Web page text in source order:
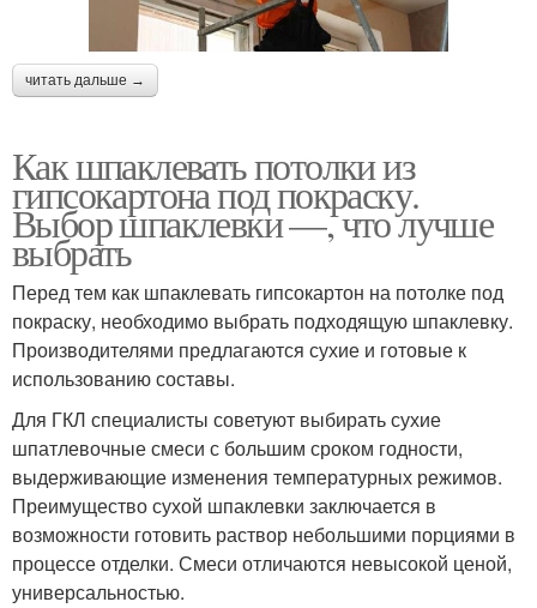
читать дальше →
Как шпаклевать потолки из
гипсокартона под покраску.
Выбор шпаклевки —, что лучше
выбрать
Перед тем как шпаклевать гипсокартон на потолке под
покраску, необходимо выбрать подходящую шпаклевку.
Производителями предлагаются сухие и готовые к
использованию составы.
Для ГКЛ специалисты советуют выбирать сухие
шпатлевочные смеси с большим сроком годности,
выдерживающие изменения температурных режимов.
Преимущество сухой шпаклевки заключается в
возможности готовить раствор небольшими порциями в
процессе отделки. Смеси отличаются невысокой ценой,
универсальностью.